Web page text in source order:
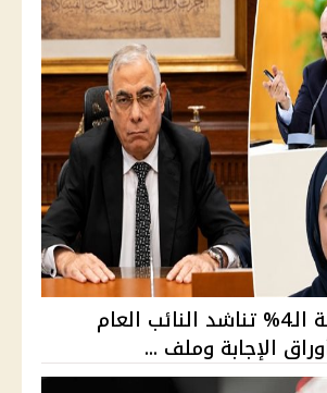
أسرة ريم طالبة الـ4% تناشد النائب العام
الإجابة وملف ...